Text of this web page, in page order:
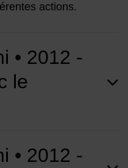
actions.
• 2012 -
le
• 2012 -